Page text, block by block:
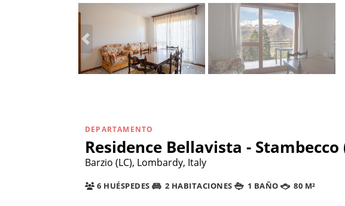
DEPARTAMENTO
Residence Bellavista - Stambecco
Barzio (LC), Lombardy, Italy
6 HUÉSPEDES 2 HABITACIONES 1 BAÑO 80 M²